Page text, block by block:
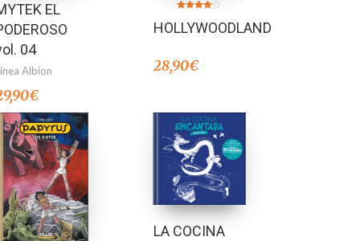
EL
04
Albion
€
en
4.00
HOLLYWOODLAND
28,90€
LA COCINA